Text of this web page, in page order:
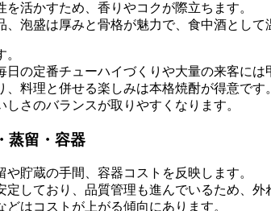
活かすため、香りやコクが際立ちます。
泡盛は厚みと骨格が魅力で、食中酒として
の定番チューハイづくりや大量の来客には
料理と併せる楽しみは本格焼酎が得意です。
さのバランスが取りやすくなります。
蒸留・容器
貯蔵の手間、容器コストを反映します。
しており、品質管理も進んでいるため、外
はコストが上がる傾向にあります。